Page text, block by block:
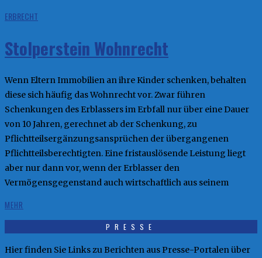
ERBRECHT
Stolperstein Wohnrecht
Wenn Eltern Immobilien an ihre Kinder schenken, behalten
diese sich häufig das Wohnrecht vor. Zwar führen
Schenkungen des Erblassers im Erbfall nur über eine Dauer
von 10 Jahren, gerechnet ab der Schenkung, zu
Pflichtteilsergänzungsansprüchen der übergangenen
Pflichtteilsberechtigten. Eine fristauslösende Leistung liegt
aber nur dann vor, wenn der Erblasser den
Vermögensgegenstand auch wirtschaftlich aus seinem
MEHR
PRESSE
Hier finden Sie Links zu Berichten aus Presse-Portalen über